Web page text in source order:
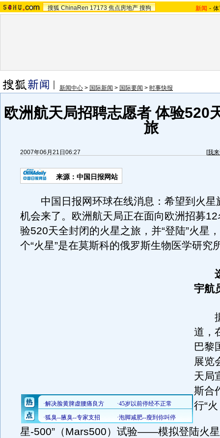
搜狐 ChinaRen 17173 焦点房地产 搜狗 新闻 -
新闻中心 > 国际新闻 > 国际要闻 > 时事快报
欧洲航天局招聘志愿者 体验520
旅
2007年06月21日06:27 [我
来源：中国日报网站
中国日报网环球在线消息：希望到火星
机会来了。欧洲航天局正在面向欧洲招募
验520天全封闭的火星之旅，并“登陆”火星
个“火星”是在莫斯科的俄罗斯生物医学研究
宇航
据
道，
巴黎
展览
天局
斯合
行“火
星-500”（Mars500）试验——模拟登陆火